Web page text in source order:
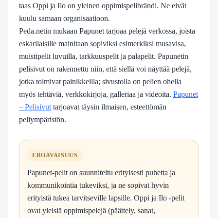
taas Oppi ja Ilo on yleinen oppimispelibrändi. Ne eivät
kuulu samaan organisaatioon.
Peda.netin mukaan Papunet tarjoaa pelejä verkossa, joista
eskarilaisille mainitaan sopiviksi esimerkiksi musavisa,
muistipelit luvuilla, tarkkuuspelit ja palapelit. Papunetin
pelisivut on rakennettu niin, että siellä voi näyttää pelejä,
jotka toimivat painikkeilla; sivustolla on pelien ohella
myös tehtäviä, verkkokirjoja, galleriaa ja videoita. Papunet
– Pelisivut tarjoavat täysin ilmaisen, esteettömän
peliympäristön.
EROAVAISUUS
Papunet-pelit on suunniteltu erityisesti puhetta ja
kommunikointia tukeviksi, ja ne sopivat hyvin
erityistä tukea tarvitseville lapsille. Oppi ja Ilo -pelit
ovat yleisiä oppimispelejä (päättely, sanat,